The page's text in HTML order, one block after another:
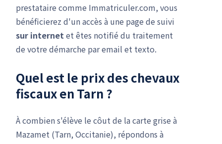
prestataire comme Immatriculer.com, vous
bénéficierez d'un accès à une page de suivi
sur internetet êtes notifié du traitement
de votre démarche par email et texto.
Quel est le prix des chevaux
fiscaux en Tarn ?
À combien s'élève le côut de la carte grise à
Mazamet (Tarn, Occitanie), répondons à